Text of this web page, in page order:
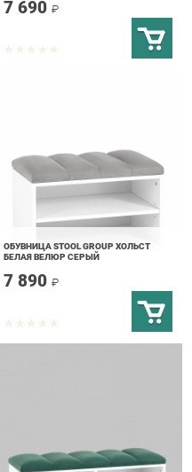
ОБУВНИЦА STOOL GROUP ХОЛЬСТ
БЕЛАЯ ВЕЛЮР СЕРЫЙ
7 890₽